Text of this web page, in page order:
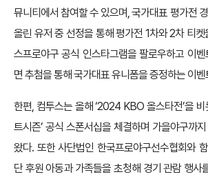
뮤니티에서 참여할 수 있으며, 국가대표 평가전
올린 유저 중 선정을 통해 평가전 1차와 2차 티
스프로야구 공식 인스타그램을 팔로우하고 이
면 추첨을 통해 국가대표 유니폼을 증정하는 이
한편, 컴투스는 올해 ‘2024 KBO 올스타전’을
트시즌’ 공식 스폰서십을 체결하며 가을야구까
왔다. 또한 사단법인 한국프로야구선수협회와
단 후원 아동과 가족들을 초청해 경기 관람 행사